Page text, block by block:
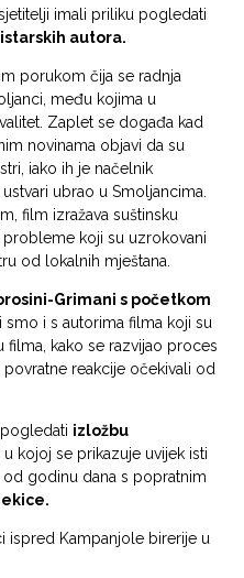
imali priliku pogledati
autora.
porukom čija se radnja
među kojima u
Zaplet se događa kad
novinama objavi da su
iako ih je načelnik
ubrao u Smoljancima.
film izražava suštinsku
probleme koji su uzrokovani
od lokalnih mještana.
Grimani s početkom
smo i s autorima filma koji su
filma, kako se razvijao proces
reakcije očekivali od
izložbu
u kojoj se prikazuje uvijek isti
godinu dana s popratnim
ispred Kampanjole birerije u